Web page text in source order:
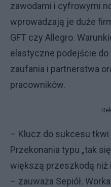
zawodami i cyfrowymi
wprowadzają je duże
GFT czy Allegro.
elastyczne podejście do
zaufania i partnerstwa
pracowników.
– Klucz do sukcesu tkwi
Przekonania typu „tak
większą przeszkodą
– zauważa Sepiół.